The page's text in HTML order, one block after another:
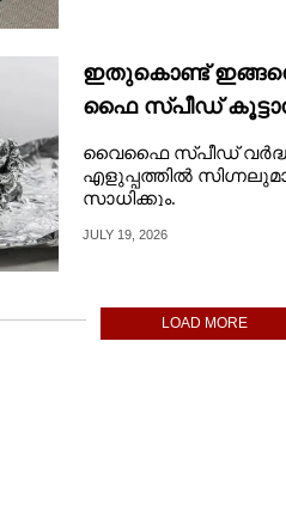
ഇതുകൊണ്ട്
ഫൈ സ്പീഡ്
വൈഫൈ സ്പീഡ്
എളുപ്പത്തിൽ
സാധിക്കും.
JULY 19, 2026
LOAD MORE